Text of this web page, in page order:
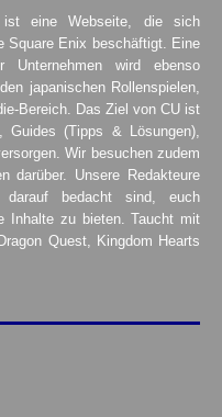
ist eine Webseite, die sich
Square Enix beschäftigt. Eine
Unternehmen wird ebenso
japanischen Rollenspielen,
Bereich. Das Ziel von CU ist
(Tipps & Lösungen),
Wir besuchen zudem
darüber. Unsere Redakteure
bedacht sind, euch
Inhalte zu bieten. Taucht mit
Quest, Kingdom Hearts